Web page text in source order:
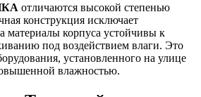
отличаются высокой степенью
конструкция исключает
материалы корпуса устойчивы к
под воздействием влаги. Это
установленного на улице
влажностью.